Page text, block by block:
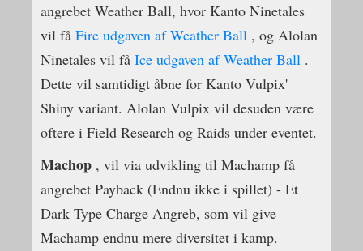
angrebet Weather Ball, hvor Kanto Ninetales
vil få Fire udgaven af Weather Ball , og Alolan
Ninetales vil få Ice udgaven af Weather Ball .
Dette vil samtidigt åbne for Kanto Vulpix'
Shiny variant. Alolan Vulpix vil desuden være
oftere i Field Research og Raids under eventet.
Machop , vil via udvikling til Machamp få
angrebet Payback (Endnu ikke i spillet) - Et
Dark Type Charge Angreb, som vil give
Machamp endnu mere diversitet i kamp.